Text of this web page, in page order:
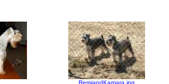
RemiandKamara.jpg